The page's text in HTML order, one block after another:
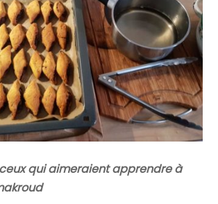
qui aimeraient apprendre à